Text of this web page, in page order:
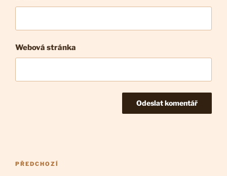
Webová stránka
Navigace
Předchozí
PŘEDCHOZÍ